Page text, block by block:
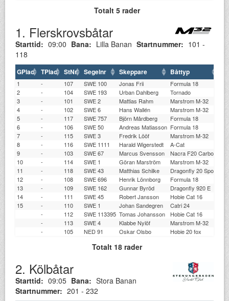
Totalt 5 rader
1. Flerskrovsbåtar
Starttid: 09:00 Bana: Lilla Banan Startnummer: 101 -
118
GPlac TPlac StNr Segelnr Skeppare Båttyp
1 - 107 SWE 100 Jonas Frii Formula 18
2
- 104 SWE 193 Urban Dahlberg Tornado
3
- 101 SWE 2 Mattias Rahm Marstrom M-32
4
- 102 SWE 6 Hans Wallén Marstrom M-32
5
- 117 SWE 757 Björn Mårdberg Formula 18
6
- 106 SWE 50 Andreas Matiasson Formula 18
7
- 115 SWE 3 Fredrik Lööf Marstrom M-32
8
- 116 SWE 1111 Harald Wigerstedt A-Cat
9
- 103 SWE 67 Marcus Svensson Nacra F20 Carbon
10
- 114 SWE 1 Göran Marström Marstrom M-32
11
- 118 SWE 43 Matthias Schilke Dragonfly 20 Sport
12
- 108 SWE 696 Henrik Lönnborg Formula 18
13
- 109 SWE 162 Gunnar Byröd Dragonfly 920 E
14
- 111 SWE 45 Robert Jansson Hobie Cat 16
15
- 110 SWE 1 Johan Sandegren Catri 24
-
112 SWE 113395 Tomas Johansson Hobie Cat 16
-
113 SWE 4 Klabbe Nylöf Marstrom M-32
-
105 NED 91 Oskar Olsbo Hobie 20 fox
Totalt 18 rader
2. Kölbåtar
Starttid: 09:05 Bana: Stora Banan
Startnummer: 201 - 232